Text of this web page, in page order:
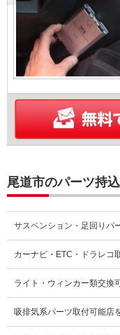
尾道市のパーツ持
サスペンション・足回りパ
カーナビ・ETC・ドラレコ
ライト・ウィンカー類交換
吸排気系パーツ取付可能店